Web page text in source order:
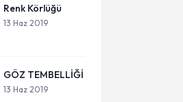
Renk Körlüğü
13 Haz 2019
GÖZ TEMBELLİĞİ
13 Haz 2019